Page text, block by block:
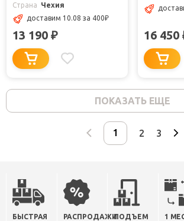
Страна
Чехия
доставим 10.08 за 400₽
13 190 ₽ 16 450
ПОКАЗАТЬ ЕЩЕ
2 3
БЫСТРАЯ
РАСПРОДАЖИПОДЪЕМ
1